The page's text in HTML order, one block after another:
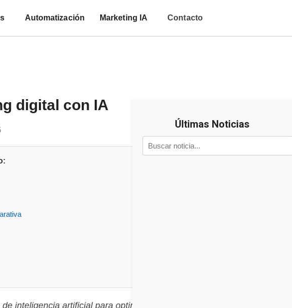
Últimas Noticias
Automatización Marketing IA Contacto
digital con IA
inteligencia artificial para optimizar,